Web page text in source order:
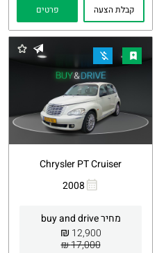
קבלת הצעה פרטים
Chrysler PT Cruiser
2008
מחיר buy and drive
12,900
₪
17,000 ₪
Whatsapp